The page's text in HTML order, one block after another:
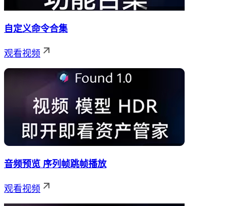
自定义命令合集
观看视频
音频预览 序列帧跳帧播放
观看视频